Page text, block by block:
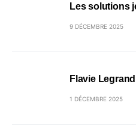
Les solutions
9 DÉCEMBRE 2025
Flavie Legrand
1 DÉCEMBRE 2025